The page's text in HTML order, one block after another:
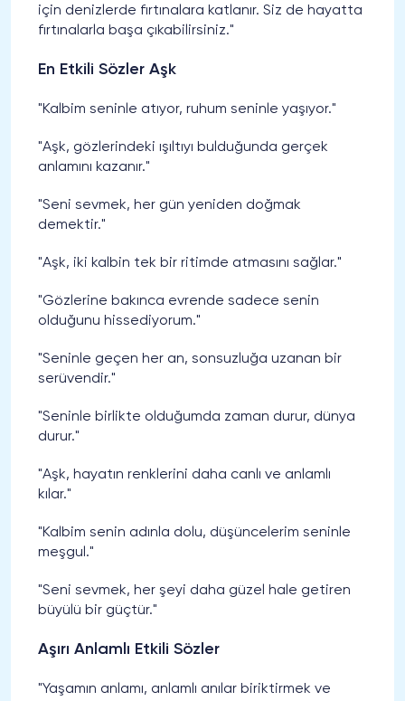
için denizlerde fırtınalara katlanır. Siz de hayatta
fırtınalarla başa çıkabilirsiniz."
En Etkili Sözler Aşk
"Kalbim seninle atıyor, ruhum seninle yaşıyor."
"Aşk, gözlerindeki ışıltıyı bulduğunda gerçek
anlamını kazanır."
"Seni sevmek, her gün yeniden doğmak
demektir."
"Aşk, iki kalbin tek bir ritimde atmasını sağlar."
"Gözlerine bakınca evrende sadece senin
olduğunu hissediyorum."
"Seninle geçen her an, sonsuzluğa uzanan bir
serüvendir."
"Seninle birlikte olduğumda zaman durur, dünya
durur."
"Aşk, hayatın renklerini daha canlı ve anlamlı
kılar."
"Kalbim senin adınla dolu, düşüncelerim seninle
meşgul."
"Seni sevmek, her şeyi daha güzel hale getiren
büyülü bir güçtür."
Aşırı Anlamlı Etkili Sözler
"Yaşamın anlamı, anlamlı anılar biriktirmek ve